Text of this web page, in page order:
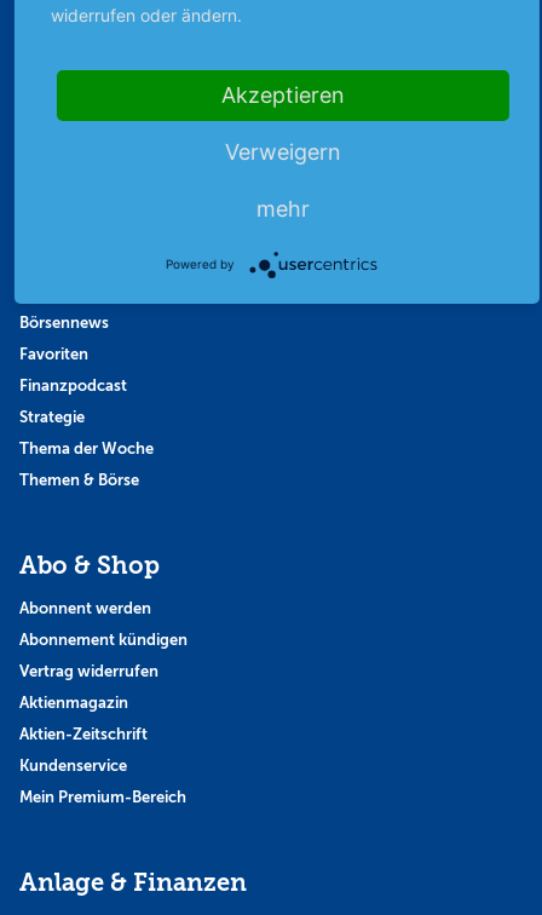
Börsennews
Favoriten
Finanzpodcast
Strategie
Thema der Woche
Themen & Börse
Abo & Shop
Abonnent werden
Abonnement kündigen
Vertrag widerrufen
Aktienmagazin
Aktien-Zeitschrift
Kundenservice
Mein Premium-Bereich
Anlage & Finanzen
widerrufen oder ändern.
Akzeptieren
Verweigern
mehr
Powered by